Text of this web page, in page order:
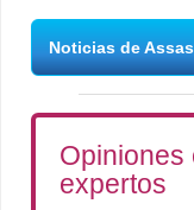
Noticias de
Opiniones
expertos